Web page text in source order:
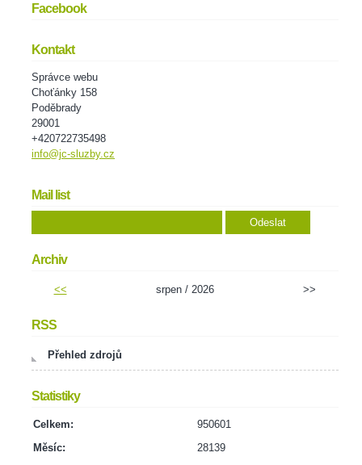
Facebook
Kontakt
Správce webu
Choťánky 158
Poděbrady
29001
+420722735498
info@jc-sluzby.cz
Mail list
Archiv
<< srpen / 2026 >>
RSS
Přehled zdrojů
Statistiky
Celkem:
950601
Měsíc:
28139